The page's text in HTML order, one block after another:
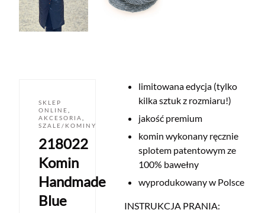
SKLEP
ONLINE
AKCESORIA
SZALE/KOMINY
218022
Komin
Handmade
Blue
limitowana edycja (tylko
kilka sztuk z rozmiaru!)
jakość premium
komin wykonany ręcznie
splotem patentowym ze
100% bawełny
wyprodukowany w Polsce
INSTRUKCJA PRANIA: